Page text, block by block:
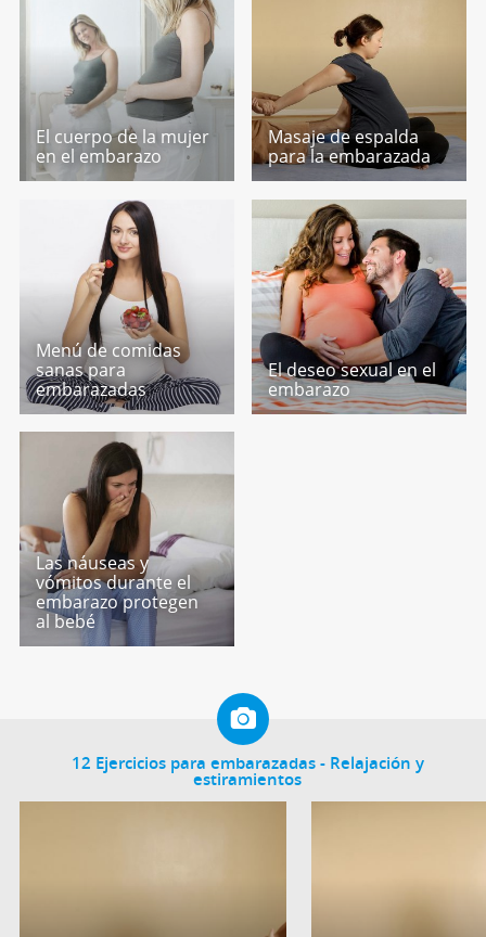
El cuerpo de la mujer
en el embarazo
Masaje de espalda
para la embarazada
Menú de comidas
sanas para
embarazadas
El deseo sexual en el
embarazo
Las náuseas y
vómitos durante el
embarazo protegen
al bebé
12 Ejercicios para embarazadas - Relajación y
estiramientos